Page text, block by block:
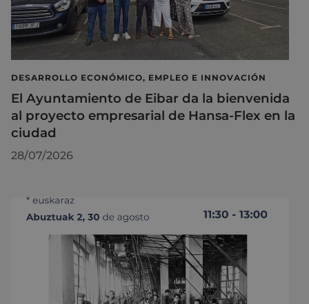
DESARROLLO ECONÓMICO, EMPLEO E INNOVACIÓN
El Ayuntamiento de Eibar da la bienvenida
al proyecto empresarial de Hansa-Flex en la
ciudad
28/07/2026